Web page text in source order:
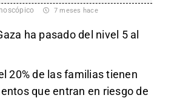
7 meses hace
ha pasado del nivel 5 al
20% de las familias tienen
que entran en riesgo de